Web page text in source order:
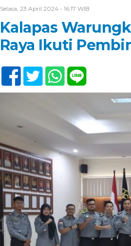
Selasa, 23 April 2024 - 16:17 WIB
Kalapas
Raya Ikuti